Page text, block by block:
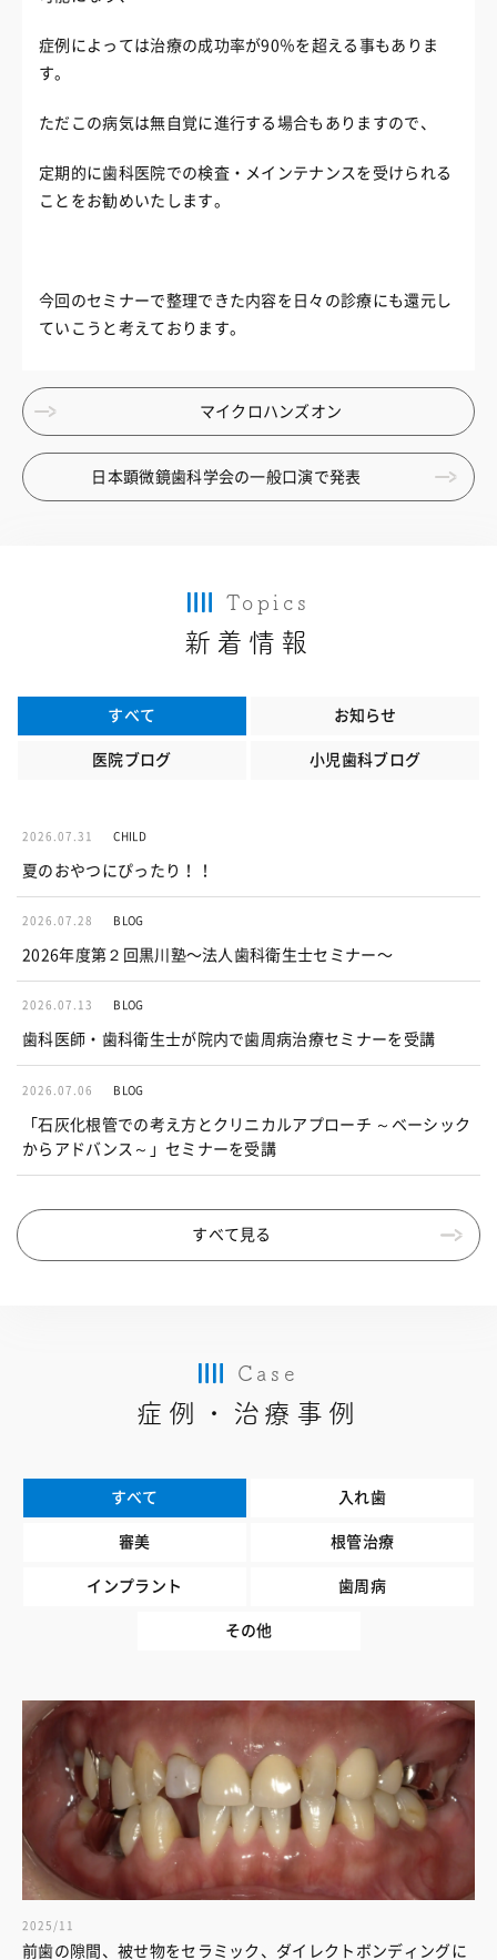
症例によっては治療の成功率が90％を超える事もありま
す。
ただこの病気は無自覚に進行する場合もありますので、
定期的に歯科医院での検査・メインテナンスを受けられる
ことをお勧めいたします。
今回のセミナーで整理できた内容を日々の診療にも還元し
ていこうと考えております。
マイクロハンズオン
日本顕微鏡歯科学会の一般口演で発表
Topics
新着情報
すべて お知らせ
医院ブログ 小児歯科ブログ
2026.07.31 CHILD
夏のおやつにぴったり！！
2026.07.28 BLOG
2026年度第２回黒川塾〜法人歯科衛生士セミナー〜
2026.07.13 BLOG
歯科医師・歯科衛生士が院内で歯周病治療セミナーを受講
2026.07.06 BLOG
「石灰化根管での考え方とクリニカルアプローチ ～ベーシック
からアドバンス～」セミナーを受講
すべて見る
Case
症例・治療事例
すべて 入れ歯
審美 根管治療
インプラント 歯周病
その他
2025/11
前歯の隙間、被せ物をセラミック、ダイレクトボンディングに